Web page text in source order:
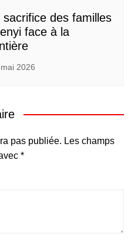
des familles
face à la
2026
pas publiée. Les champs
*